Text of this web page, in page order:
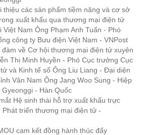
thiệu các sản phẩm tiềm năng và cơ sở
xuất khẩu qua thương mại điện tử
Việt Nam Ông Phạm Anh Tuấn - Phó
công ty Bưu điện Việt Nam - VNPost
đàm về Cơ hội thương mại điện tử xuyên
Thị Minh Huyền - Phó Cục trưởng Cục
và Kinh tế số Ông Liu Liang - Đại diện
Vân Nam Ông Jang Woo Sung - Hiệp
- Hàn Quốc
Hệ sinh thái hỗ trợ xuất khẩu trực
Phát triển thương mại điện tử -
cam kết đồng hành thúc đẩy